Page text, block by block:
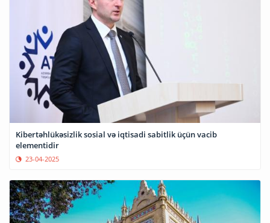
Kibertəhlükəsizlik sosial və iqtisadi sabitlik üçün vacib
elementidir
23-04-2025